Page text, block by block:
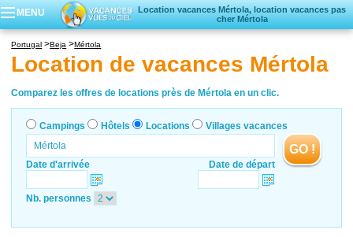
MENU
Location vacances Mértola, location vacances pas
cher Mértola
Locations vacances
Villages vacances
Portugal Beja Mértola
Location de vacances Mértola
Comparez les offres de locations près de Mértola en un clic.
Campings Hôtels Locations Villages vacances
Date d'arrivée Date de départ
GO !
Nb. personnes